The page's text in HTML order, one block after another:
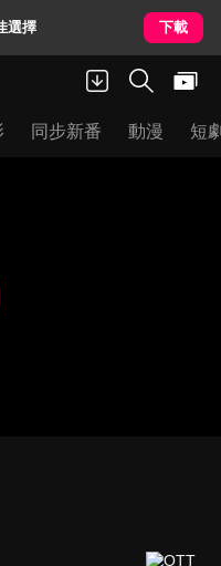
選擇 下載
同步新番 動漫 短